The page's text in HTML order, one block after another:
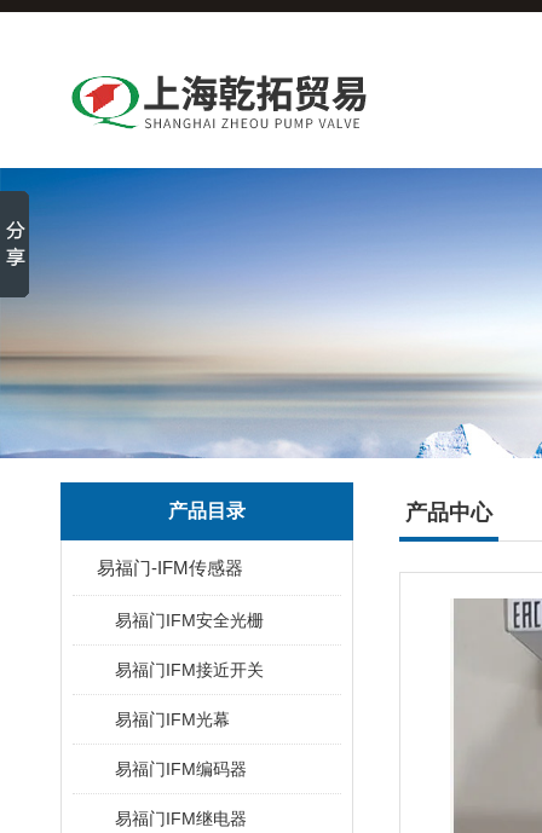
产品目录
易福门-IFM传感器
易福门IFM安全光栅
易福门IFM接近开关
易福门IFM光幕
易福门IFM编码器
易福门IFM继电器
产品中心